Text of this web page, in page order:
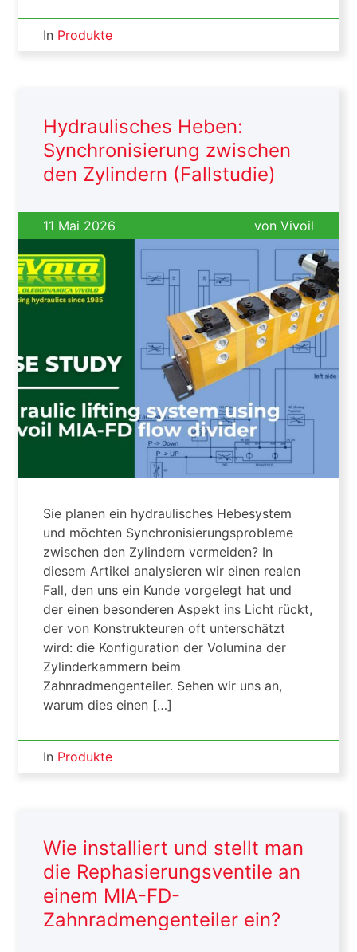
In Produkte
Hydraulisches Heben:
Synchronisierung zwischen
den Zylindern (Fallstudie)
11 Mai 2026 von Vivoil
Sie planen ein hydraulisches Hebesystem
und möchten Synchronisierungsprobleme
zwischen den Zylindern vermeiden? In
diesem Artikel analysieren wir einen realen
Fall, den uns ein Kunde vorgelegt hat und
der einen besonderen Aspekt ins Licht rückt,
der von Konstrukteuren oft unterschätzt
wird: die Konfiguration der Volumina der
Zylinderkammern beim
Zahnradmengenteiler. Sehen wir uns an,
warum dies einen […]
In Produkte
Wie installiert und stellt man
die Rephasierungsventile an
einem MIA-FD-
Zahnradmengenteiler ein?